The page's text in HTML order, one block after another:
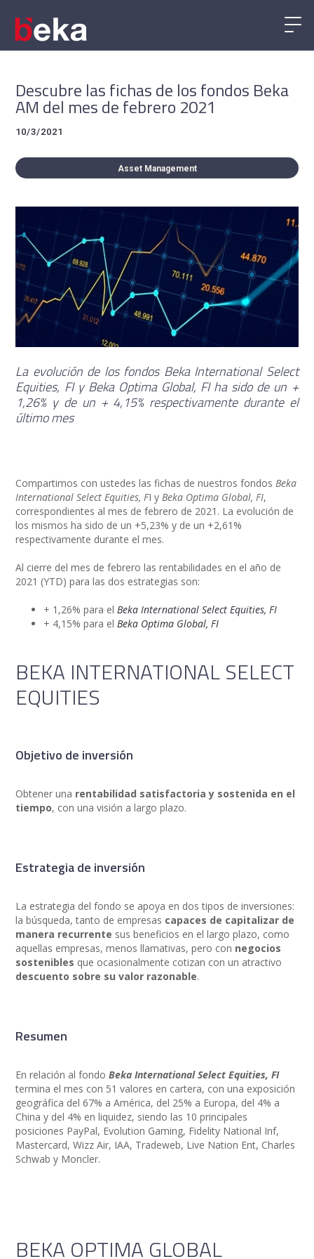
Descubre las fichas de los fondos Beka
AM del mes de febrero 2021
10/3/2021
Asset Management
La evolución de los fondos Beka International Select
Equities, FI y Beka Optima Global, FI ha sido de un +
1,26% y de un + 4,15% respectivamente durante el
último mes
Compartimos con ustedes las fichas de nuestros fondosBeka
International Select Equities, FI yBeka Optima Global, FI,
correspondientes al mes de febrero de 2021. La evolución de
los mismos ha sido de un +5,23% y de un +2,61%
respectivamente durante el mes.
Al cierre del mes de febrero las rentabilidades en el año de
2021 (YTD) para las dos estrategias son:
+ 1,26% para elBeka International Select Equities, FI
+ 4,15% para elBeka Optima Global, FI
BEKA INTERNATIONAL SELECT
EQUITIES
Objetivo de inversión
Obtener una rentabilidad satisfactoria y sostenida en el
tiempo, con una visión a largo plazo.
Estrategia de inversión
La estrategia del fondo se apoya en dos tipos de inversiones:
la búsqueda, tanto de empresas capaces de capitalizar de
manera recurrente sus beneficios en el largo plazo, como
aquellas empresas, menos llamativas, pero con negocios
sostenibles que ocasionalmente cotizan con un atractivo
descuento sobre su valor razonable.
Resumen
En relación al fondoBeka International Select Equities, FI
termina el mes con 51 valores en cartera, con una exposición
geográfica del 67% a América, del 25% a Europa, del 4% a
China y del 4% en liquidez, siendo las 10 principales
posiciones PayPal, Evolution Gaming, Fidelity National Inf,
Mastercard, Wizz Air, IAA, Tradeweb, Live Nation Ent, Charles
Schwab y Moncler.
BEKA OPTIMA GLOBAL